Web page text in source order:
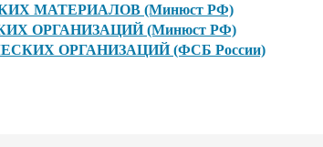
МАТЕРИАЛОВ (Минюст РФ)
ОРГАНИЗАЦИЙ (Минюст РФ)
ОРГАНИЗАЦИЙ (ФСБ России)